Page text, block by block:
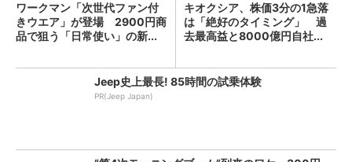
ワークマン「次世代ファン付
きウエア」が登場 2900円商
品で狙う「日常使い」の新...
キオクシア、株価3分の1急落
は「絶好のタイミング」 過
去最高益と8000億円自社...
Jeep史上最長! 85時間の試乗体験
PR(Jeep Japan)